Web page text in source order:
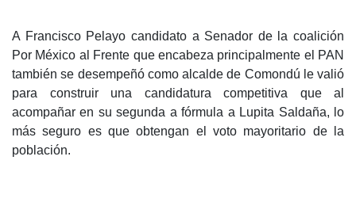
A Francisco Pelayo candidato a Senador de la coalición
Por México al Frente que encabeza principalmente el PAN
también se desempeñó como alcalde de Comondú le valió
para construir una candidatura competitiva que al
acompañar en su segunda a fórmula a Lupita Saldaña, lo
más seguro es que obtengan el voto mayoritario de la
población.